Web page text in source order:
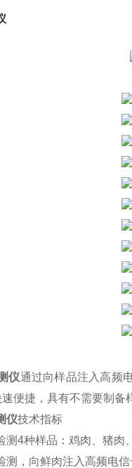
仪通过向样品注入高频
便捷，具有不需要制备
仪技术指标
4种样品：鸡肉、猪肉、
向鲜肉注入高频电信